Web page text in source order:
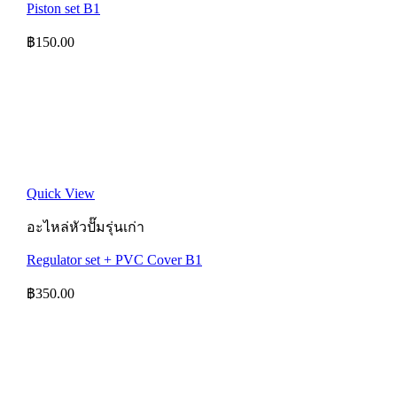
Piston set B1
฿150.00
Quick View
อะไหล่หัวปั๊มรุ่นเก่า
Regulator set + PVC Cover B1
฿350.00